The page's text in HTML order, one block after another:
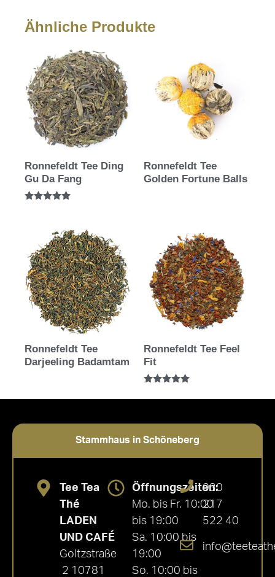
Ähnliche Produkte
Ronnefeldt Tee Ding
Gu Da Fang
Ronnefeldt Tee
Golden Fortune Balls
Ronnefeldt Tee
Darjeeling Badamtam
Ronnefeldt Tee Feel
Fit
5.00
Stammhaus in Schöneberg
Tee Tea
Thé
LADEN
UND CAFÉ
Goltzstraße
2 10781
Öffnungszeiten:
Mo. bis Fr. 10:00
bis 19:00
Sa. 10:00 bis
19:00
So. 10:00 bis
030
217
522 40